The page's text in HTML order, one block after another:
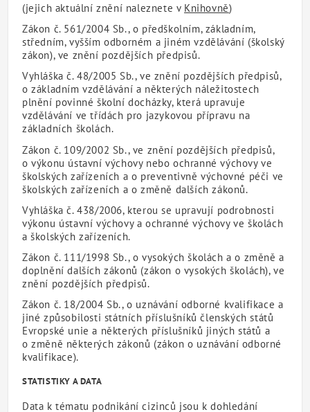
(jejich aktuální znění naleznete v Knihovně)
Zákon č. 561/2004 Sb., o předškolním, základním,
středním, vyšším odborném a jiném vzdělávání (školský
zákon), ve znění pozdějších předpisů.
Vyhláška č. 48/2005 Sb., ve znění pozdějších předpisů,
o základním vzdělávání a některých náležitostech
plnění povinné školní docházky, která upravuje
vzdělávání ve třídách pro jazykovou přípravu na
základních školách.
Zákon č. 109/2002 Sb., ve znění pozdějších předpisů,
o výkonu ústavní výchovy nebo ochranné výchovy ve
školských zařízeních a o preventivně výchovné péči ve
školských zařízeních a o změně dalších zákonů.
Vyhláška č. 438/2006, kterou se upravují podrobnosti
výkonu ústavní výchovy a ochranné výchovy ve školách
a školských zařízeních.
Zákon č. 111/1998 Sb., o vysokých školách a o změně a
doplnění dalších zákonů (zákon o vysokých školách), ve
znění pozdějších předpisů.
Zákon č. 18/2004 Sb., o uznávání odborné kvalifikace a
jiné způsobilosti státních příslušníků členských států
Evropské unie a některých příslušníků jiných států a
o změně některých zákonů (zákon o uznávání odborné
kvalifikace).
STATISTIKY A DATA
Data k tématu podnikání cizinců jsou k dohledání